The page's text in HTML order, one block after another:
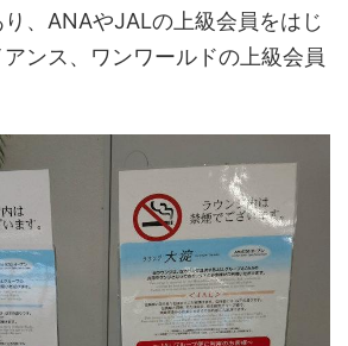
、ANAやJALの上級会員をはじ
ンス、ワンワールドの上級会員